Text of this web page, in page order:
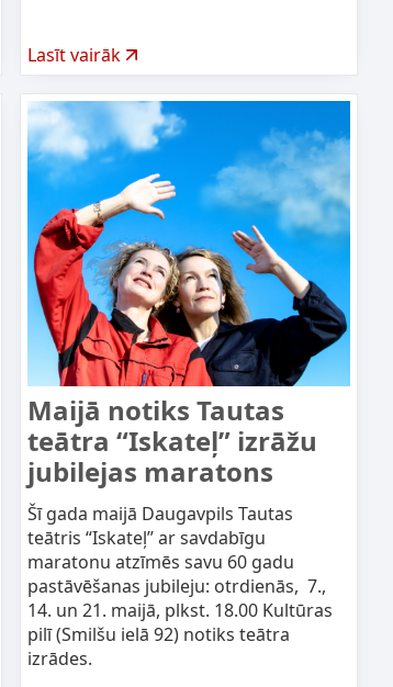
Lasīt vairāk
Maijā notiks Tautas
teātra “Iskateļ” izrāžu
jubilejas maratons
Šī gada maijā Daugavpils Tautas
teātris “Iskateļ” ar savdabīgu
maratonu atzīmēs savu 60 gadu
pastāvēšanas jubileju: otrdienās, 7.,
14. un 21. maijā, plkst. 18.00 Kultūras
pilī (Smilšu ielā 92) notiks teātra
izrādes.